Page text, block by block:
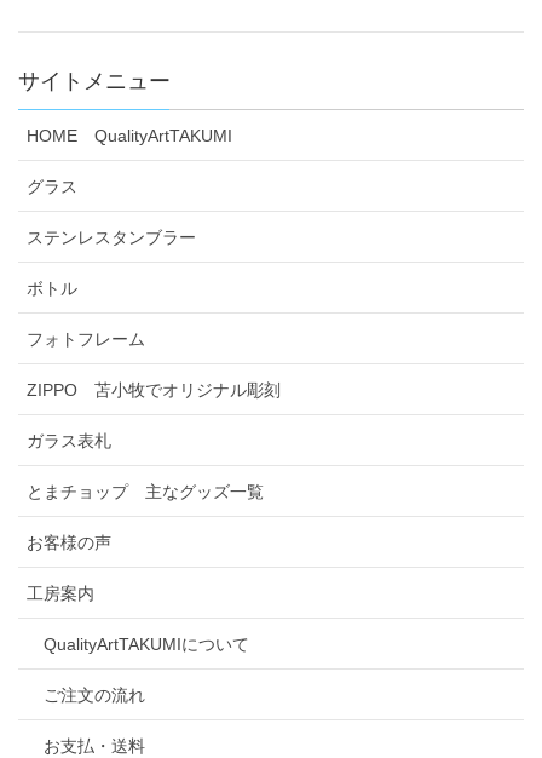
サイトメニュー
HOME QualityArtTAKUMI
グラス
ステンレスタンブラー
ボトル
フォトフレーム
ZIPPO 苫小牧でオリジナル彫刻
ガラス表札
とまチョップ 主なグッズ一覧
お客様の声
工房案内
QualityArtTAKUMIについて
ご注文の流れ
お支払・送料